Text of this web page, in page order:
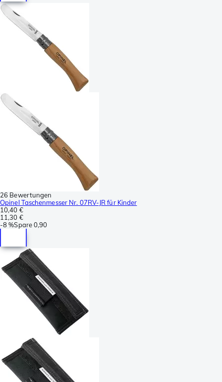
26 Bewertungen
Opinel Taschenmesser Nr. 07RV-JR für Kinder
10,40 €
11,30 €
-8 %Spare0,90